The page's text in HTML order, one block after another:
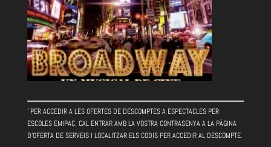
`PER ACCEDIR A LES OFERTES DE DESCOMPTES A ESPECTACLES PER
ESCOLES EMIPAC, CAL ENTRAR AMB LA VOSTRA CONTRASENYA A LA PÀGINA
D'OFERTA DE SERVEIS I LOCALITZAR ELS CODIS PER ACCEDIR AL DESCOMPTE.